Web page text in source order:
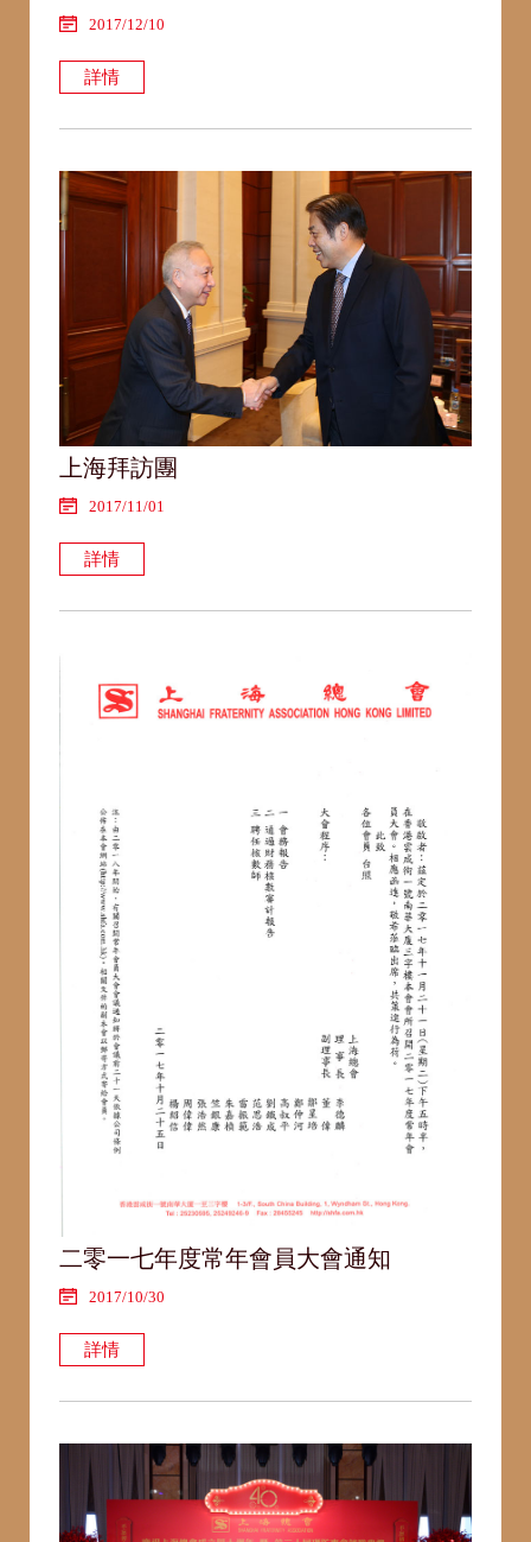
2017/12/10
詳情
上海拜訪團
2017/11/01
詳情
二零一七年度常年會員大會通知
2017/10/30
詳情